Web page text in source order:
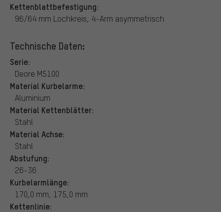
Kettenblattbefestigung:
96/64 mm Lochkreis, 4-Arm asymmetrisch
Technische Daten:
Serie:
Deore M5100
Material Kurbelarme:
Aluminium
Material Kettenblätter:
Stahl
Material Achse:
Stahl
Abstufung:
26-36
Kurbelarmlänge:
170,0 mm, 175,0 mm
Kettenlinie: